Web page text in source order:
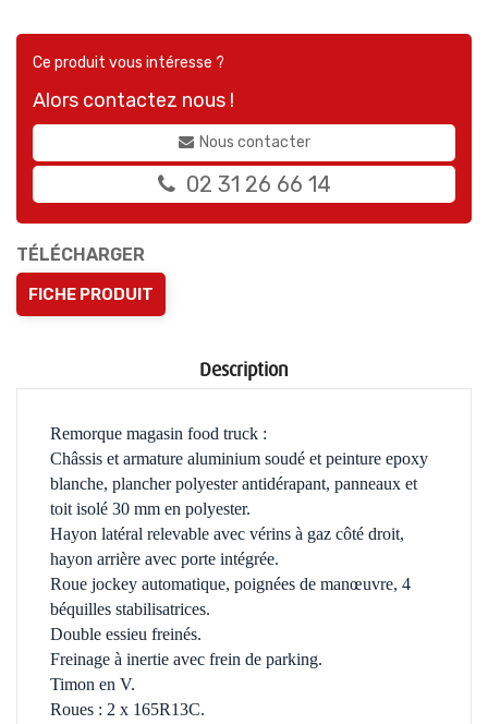
Ce produit vous intéresse ?
Alors contactez nous !
Nous contacter
02 31 26 66 14
TÉLÉCHARGER
FICHE PRODUIT
Description
Remorque magasin food truck :
Châssis et armature aluminium soudé et peinture epoxy
blanche, plancher polyester antidérapant, panneaux et
toit isolé 30 mm en polyester.
Hayon latéral relevable avec vérins à gaz côté droit,
hayon arrière avec porte intégrée.
Roue jockey automatique, poignées de manœuvre, 4
béquilles stabilisatrices.
Double essieu freinés.
Freinage à inertie avec frein de parking.
Timon en V.
Roues : 2 x 165R13C.